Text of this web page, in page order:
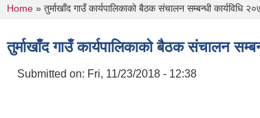
You are here
Home » तुर्माखाँद गाउँ कार्यपालिकाको बैठक संचालन सम्बन्धी कार्यविधि
तुर्माखाँद गाउँ कार्यपालिकाको बैठक संचालन
Submitted on: Fri, 11/23/2018 - 12:38